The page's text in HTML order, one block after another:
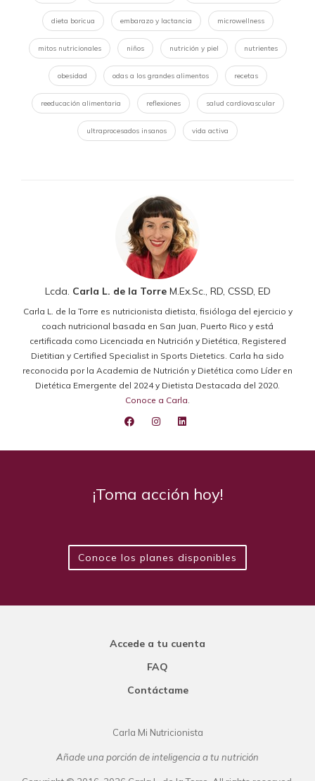
dieta boricua embarazo y lactancia microwellness
mitos nutricionales niños nutrición y piel nutrientes
obesidad odas a los grandes alimentos recetas
reeducación alimentaria reflexiones salud cardiovascular
ultraprocesados insanos vida activa
Lcda. Carla L. de la TorreM.Ex.Sc., RD, CSSD, ED
Carla L. de la Torre es nutricionista dietista, fisióloga del ejercicio y
coach nutricional basada en San Juan, Puerto Rico y está
certificada como Licenciada en Nutrición y Dietética, Registered
Dietitian y Certified Specialist in Sports Dietetics. Carla ha sido
reconocida por la Academia de Nutrición y Dietética como Líder en
Dietética Emergente del 2024 y Dietista Destacada del 2020.
Conoce a Carla.
¡Toma acción hoy!
Conoce los planes disponibles
Accede a tu cuenta
FAQ
Contáctame
Carla Mi Nutricionista
Añade una porción de inteligencia a tu nutrición